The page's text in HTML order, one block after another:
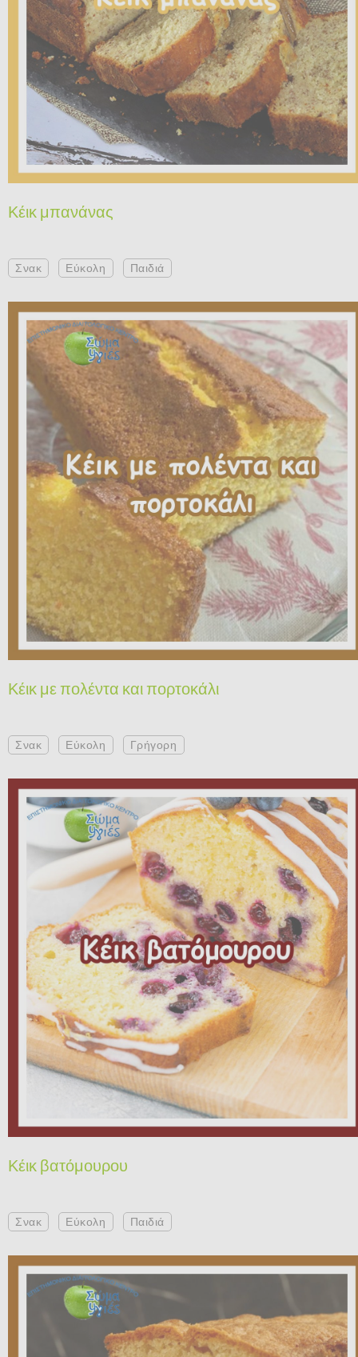
Κέικ μπανάνας
Σνακ Εύκολη Παιδιά
Κέικ με πολέντα και πορτοκάλι
Σνακ Εύκολη Γρήγορη
Κέικ βατόμουρου
Σνακ Εύκολη Παιδιά